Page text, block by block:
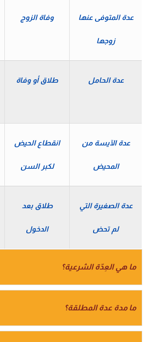
عدة المتوفى عنها
زوجها
وفاة الزوج
عدة الحامل طلاق أو وفاة
عدة الآيسة من
المحيض
انقطاع الحيض
لكبر السن
عدة الصغيرة التي
لم تحض
طلاق بعد
الدخول
ما هي العِدّة الشرعية؟
ما مدة عدة المطلقة؟